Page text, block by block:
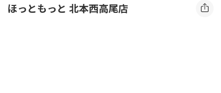
ほっともっと 北本西高尾店